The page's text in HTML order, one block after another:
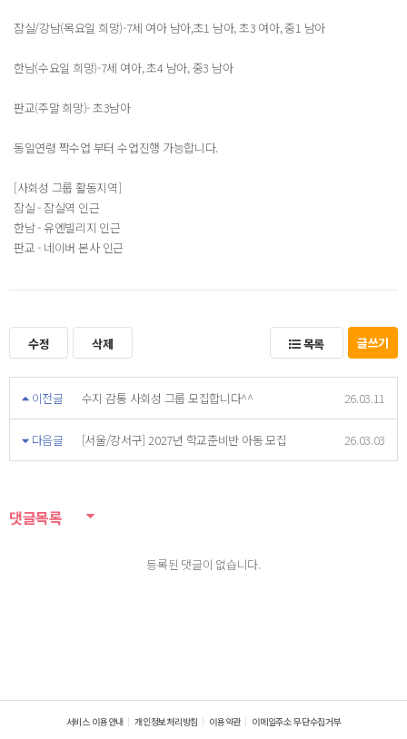
잠실/강남(목요일 희망)-7세 여아 남아,초1 남아, 초3 여아, 중1 남아
한남(수요일 희망)-7세 여아, 초4 남아, 중3 남아
판교(주말 희망)- 초3남아
동일연령 짝수업 부터 수업진행 가능합니다.
[사회성 그룹 활동지역]
잠실 - 잠실역 인근
한남 - 유엔빌리지 인근
판교 - 네이버 본사 인근
수정 삭제 목록 글쓰기
이전글 수지 감통 사회성 그룹 모집합니다^^ 26.03.11
다음글 [서울/강서구] 2027년 학교준비반 아동 모집 26.03.03
댓글목록
등록된 댓글이 없습니다.
서비스 이용안내 개인정보처리방침 이용약관 이메일주소 무단수집거부